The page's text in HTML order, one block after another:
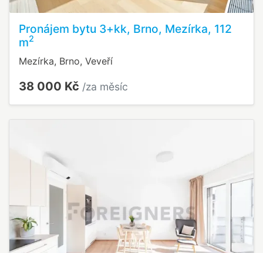
Pronájem bytu 3+kk, Brno, Mezírka, 112
m2
Mezírka, Brno, Veveří
38 000 Kč /za měsíc